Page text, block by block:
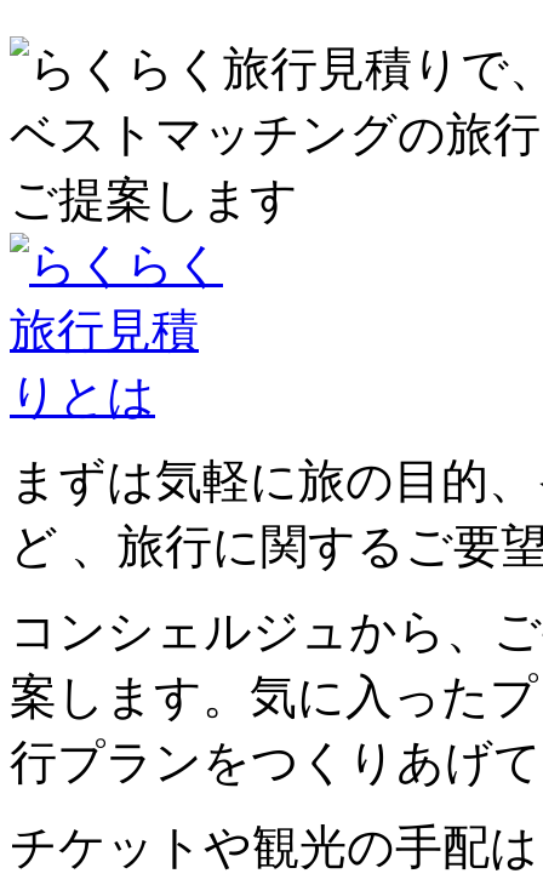
まずは気軽に旅の目的
ど 、旅行に関するご要
コンシェルジュから、
案します。気に入った
行プランをつくりあげ
チケットや観光の手配